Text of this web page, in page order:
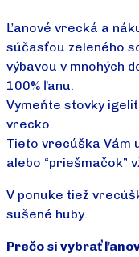
Ľanové vrecká a
súčasťou zeleného
výbavou v mnohých
100% ľanu.
Vymeňte stovky
vrecko.
Tieto vrecúška Vám
alebo “priešmačok”
V ponuke tiež
sušené huby.
Prečo si vybrať